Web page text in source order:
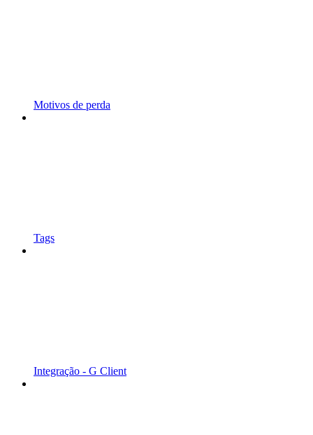
Motivos de perda
Tags
Integração - G Client